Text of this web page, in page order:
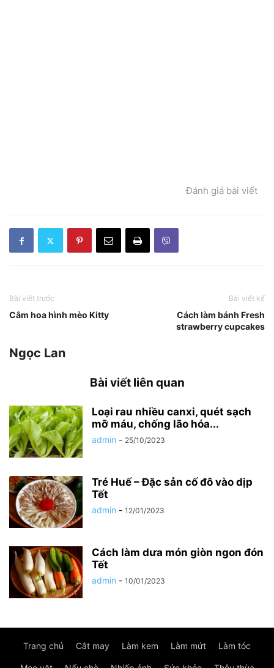
Đánh giá bài viết
Bài viết trước
Cắm hoa hình mèo Kitty
Bài viết kế
Cách làm bánh Fresh
strawberry cupcakes
Ngọc Lan
Bài viết liên quan
Loại rau nhiều canxi, quét sạch
mỡ máu, chống lão hóa...
admin - 25/10/2023
Tré Huế – Đặc sản cố đô vào dịp
Tết
admin - 12/01/2023
Cách làm dưa món giòn ngon đón
Tết
admin - 10/01/2023
Trang chủ Cắt may Làm kem Làm mứt Làm tóc